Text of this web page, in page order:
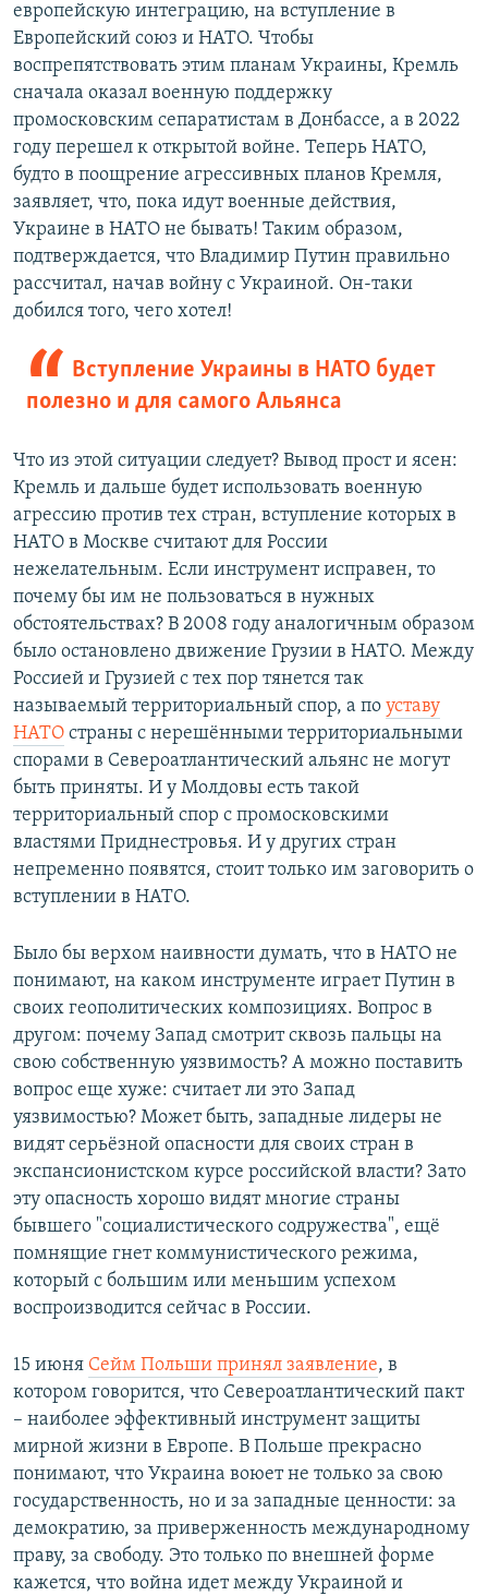
европейскую интеграцию, на вступление в
Европейский союз и НАТО. Чтобы
воспрепятствовать этим планам Украины, Кремль
сначала оказал военную поддержку
промосковским сепаратистам в Донбассе, а в 2022
году перешел к открытой войне. Теперь НАТО,
будто в поощрение агрессивных планов Кремля,
заявляет, что, пока идут военные действия,
Украине в НАТО не бывать! Таким образом,
подтверждается, что Владимир Путин правильно
рассчитал, начав войну с Украиной. Он-таки
добился того, чего хотел!
Вступление Украины в НАТО будет
полезно и для самого Альянса
Что из этой ситуации следует? Вывод прост и ясен:
Кремль и дальше будет использовать военную
агрессию против тех стран, вступление которых в
НАТО в Москве считают для России
нежелательным. Если инструмент исправен, то
почему бы им не пользоваться в нужных
обстоятельствах? В 2008 году аналогичным образом
было остановлено движение Грузии в НАТО. Между
Россией и Грузией с тех пор тянется так
называемый территориальный спор, а по уставу
НАТО страны с нерешёнными территориальными
спорами в Североатлантический альянс не могут
быть приняты. И у Молдовы есть такой
территориальный спор с промосковскими
властями Приднестровья. И у других стран
непременно появятся, стоит только им заговорить о
вступлении в НАТО.
Было бы верхом наивности думать, что в НАТО не
понимают, на каком инструменте играет Путин в
своих геополитических композициях. Вопрос в
другом: почему Запад смотрит сквозь пальцы на
свою собственную уязвимость? А можно поставить
вопрос еще хуже: считает ли это Запад
уязвимостью? Может быть, западные лидеры не
видят серьёзной опасности для своих стран в
экспансионистском курсе российской власти? Зато
эту опасность хорошо видят многие страны
бывшего "социалистического содружества", ещё
помнящие гнет коммунистического режима,
который с большим или меньшим успехом
воспроизводится сейчас в России.
15 июня Сейм Польши принял заявление, в
котором говорится, что Североатлантический пакт
– наиболее эффективный инструмент защиты
мирной жизни в Европе. В Польше прекрасно
понимают, что Украина воюет не только за свою
государственность, но и за западные ценности: за
демократию, за приверженность международному
праву, за свободу. Это только по внешней форме
кажется, что война идет между Украиной и